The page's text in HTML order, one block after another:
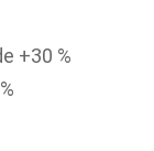
+30 %